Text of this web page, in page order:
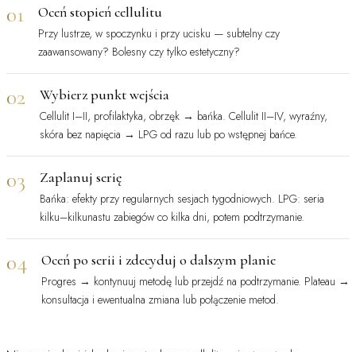
01 Oceń stopień cellulitu
Przy lustrze, w spoczynku i przy ucisku — subtelny czy
zaawansowany? Bolesny czy tylko estetyczny?
02 Wybierz punkt wejścia
Cellulit I–II, profilaktyka, obrzęk → bańka. Cellulit II–IV, wyraźny,
skóra bez napięcia → LPG od razu lub po wstępnej bańce.
03 Zaplanuj serię
Bańka: efekty przy regularnych sesjach tygodniowych. LPG: seria
kilku–kilkunastu zabiegów co kilka dni, potem podtrzymanie.
04 Oceń po serii i zdecyduj o dalszym planie
Progres → kontynuuj metodę lub przejdź na podtrzymanie. Plateau →
konsultacja i ewentualna zmiana lub połączenie metod.